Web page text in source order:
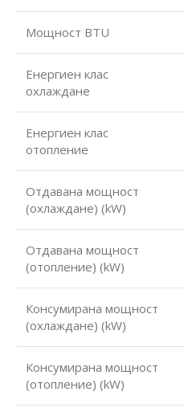
Мощност BTU
Енергиен клас
охлаждане
Енергиен клас
отопление
Отдавана мощност
(охлаждане) (kW)
Отдавана мощност
(отопление) (kW)
Консумирана мощност
(охлаждане) (kW)
Консумирана мощност
(отопление) (kW)